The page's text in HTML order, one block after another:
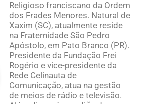
Religioso franciscano da Ordem
dos Frades Menores. Natural de
Xaxim (SC), atualmente reside
na Fraternidade São Pedro
Apóstolo, em Pato Branco (PR).
Presidente da Fundação Frei
Rogério e vice-presidente da
Rede Celinauta de
Comunicação, atua na gestão
de meios de rádio e televisão.